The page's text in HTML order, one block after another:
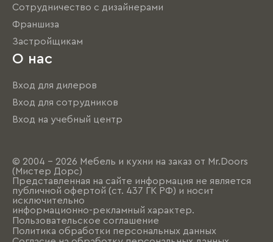
Сотрудничество с дизайнерами
Франшиза
Застройщикам
О нас
Вход для дилеров
Вход для сотрудников
Вход на учебный центр
© 2004 - 2026 Мебель и кухни на заказ от Mr.Doors
(Мистер Дорс)
Представленная на сайте информация не является
публичной офертой (ст. 437 ГК РФ) и носит
исключительно
информационно-рекламный характер.
Пользовательское соглашение
Политика обработки персональных данных